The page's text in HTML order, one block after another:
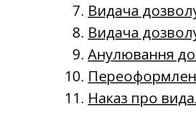
Видача
Видача
Анулювання
Наказ про